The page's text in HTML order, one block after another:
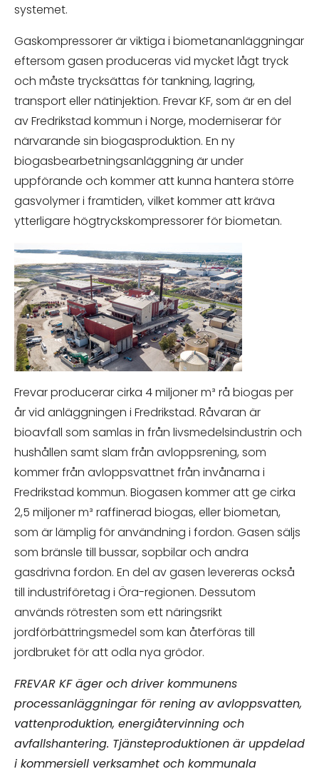
systemet.
Gaskompressorer är viktiga i biometananläggningar
eftersom gasen produceras vid mycket lågt tryck
och måste trycksättas för tankning, lagring,
transport eller nätinjektion. Frevar KF, som är en del
av Fredrikstad kommun i Norge, moderniserar för
närvarande sin biogasproduktion. En ny
biogasbearbetningsanläggning är under
uppförande och kommer att kunna hantera större
gasvolymer i framtiden, vilket kommer att kräva
ytterligare högtryckskompressorer för biometan.
Frevar producerar cirka 4 miljoner m³ rå biogas per
år vid anläggningen i Fredrikstad. Råvaran är
bioavfall som samlas in från livsmedelsindustrin och
hushållen samt slam från avloppsrening, som
kommer från avloppsvattnet från invånarna i
Fredrikstad kommun. Biogasen kommer att ge cirka
2,5 miljoner m³ raffinerad biogas, eller biometan,
som är lämplig för användning i fordon. Gasen säljs
som bränsle till bussar, sopbilar och andra
gasdrivna fordon. En del av gasen levereras också
till industriföretag i Öra-regionen. Dessutom
används rötresten som ett näringsrikt
jordförbättringsmedel som kan återföras till
jordbruket för att odla nya grödor.
FREVAR KFäger och driver kommunens
processanläggningar för rening av avloppsvatten,
vattenproduktion, energiåtervinning och
avfallshantering. Tjänsteproduktionen är uppdelad
i kommersiell verksamhet och kommunala